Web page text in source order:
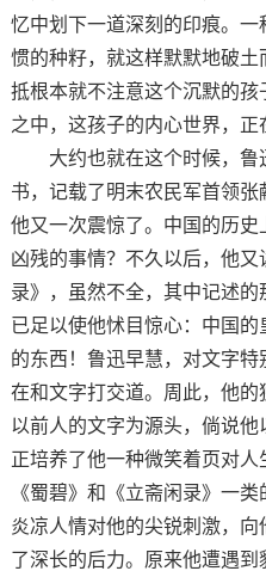
忆中划下一道深刻的印痕。
惯的种籽，就这样默默地破
抵根本就不注意这个沉默的
之中，这孩子的内心世界，正
大约也就在这个时候，鲁
书，记载了明末农民军首领张
他又一次震惊了。中国的历
凶残的事情？不久以后，他
录》，虽然不全，其中记述的
已足以使他怵目惊心：中国
的东西！鲁迅早慧，对文字
在和文字打交道。周此，他
以前人的文字为源头，倘说他
正培养了他一种微笑着页对
《蜀碧》和《立斋闲录》一
炎凉人情对他的尖锐刺激，
了深长的后力。原来他遭遇